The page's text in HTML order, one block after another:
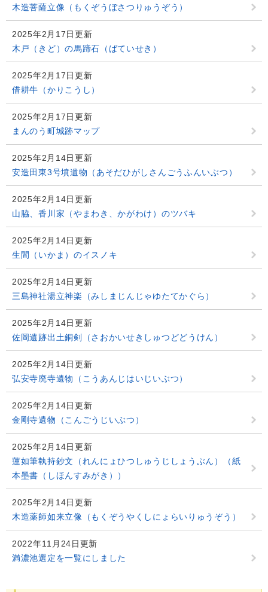
木造菩薩立像（もくぞうぼさつりゅうぞう）
2025年2月17日更新
木戸（きど）の馬蹄石（ばていせき）
2025年2月17日更新
借耕牛（かりこうし）
2025年2月17日更新
まんのう町城跡マップ
2025年2月14日更新
安造田東3号墳遺物（あそだひがしさんごうふんいぶつ）
2025年2月14日更新
山脇、香川家（やまわき、かがわけ）のツバキ
2025年2月14日更新
生間（いかま）のイスノキ
2025年2月14日更新
三島神社湯立神楽（みしまじんじゃゆたてかぐら）
2025年2月14日更新
佐岡遺跡出土銅剣（さおかいせきしゅつどどうけん）
2025年2月14日更新
弘安寺廃寺遺物（こうあんじはいじいぶつ）
2025年2月14日更新
金剛寺遺物（こんごうじいぶつ）
2025年2月14日更新
蓮如筆執持鈔文（れんにょひつしゅうじしょうぶん）（紙
本墨書（しほんすみがき））
2025年2月14日更新
木造薬師如来立像（もくぞうやくしにょらいりゅうぞう）
2022年11月24日更新
満濃池選定を一覧にしました